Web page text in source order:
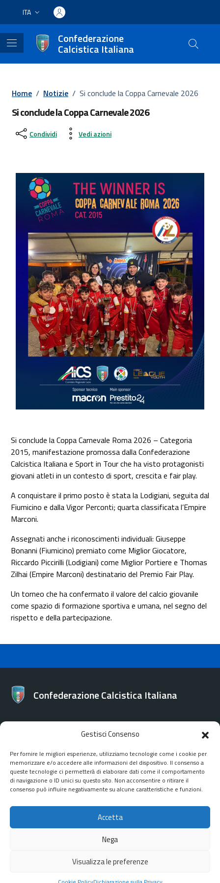
Gestisci Consenso
Per fornire le migliori esperienze, utilizziamo tecnologie come i cookie per
memorizzare e/o accedere alle informazioni del dispositivo. Il consenso a
queste tecnologie ci permetterà di elaborare dati come il comportamento
di navigazione o ID unici su questo sito. Non acconsentire o ritirare il
consenso può influire negativamente su alcune caratteristiche e funzioni.
Accetta
Nega
Visualizza le preferenze
Lingua attiva:
ITA
Confederazione
Calcistica Italiana
Home / Notizie / Si conclude la Coppa Carnevale 2026
Si conclude la Coppa Carnevale 2026
Condividi Vedi azioni
Si conclude la Coppa Carnevale Roma 2026 – Categoria
2015, manifestazione promossa dalla Confederazione
Calcistica Italiana e Sport in Tour che ha visto protagonisti
giovani atleti in un contesto di sport, crescita e fair play.
A conquistare il primo posto è stata la Lodigiani, seguita dal
Fiumicino e dalla Vigor Perconti; quarta classificata l’Empire
Marconi.
Assegnati anche i riconoscimenti individuali: Giuseppe
Bonanni (Fiumicino) premiato come Miglior Giocatore,
Riccardo Piccirilli (Lodigiani) come Miglior Portiere e Thomas
Zilhai (Empire Marconi) destinatario del Premio Fair Play.
Un torneo che ha confermato il valore del calcio giovanile
come spazio di formazione sportiva e umana, nel segno del
rispetto e della partecipazione.
Confederazione Calcistica Italiana
CONTATTI
Confederazione Calcistica Italiana
Via Bartolomeo Gosio 106 - Roma